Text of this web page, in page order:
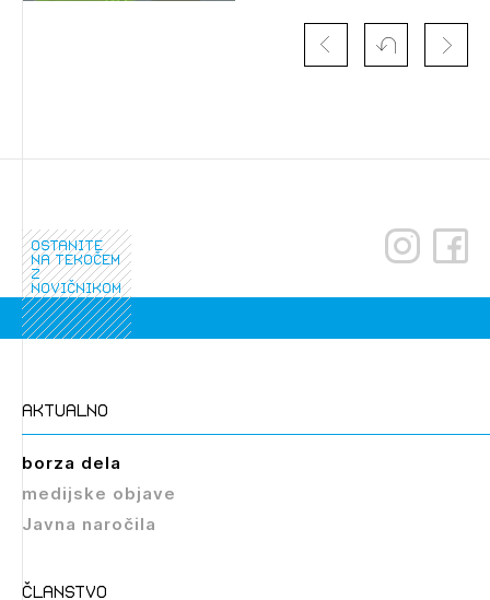
REGISTRIRAJTE SE
ostanite
na tekočem
z
novičnikom
aktualno
borza dela
medijske objave
Javna naročila
članstvo